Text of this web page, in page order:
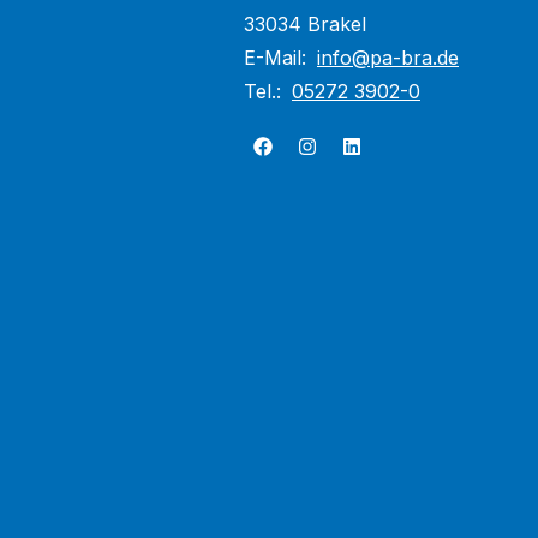
33034 Brakel
E-Mail: info@pa-bra.de
Tel.: 05272 3902-0